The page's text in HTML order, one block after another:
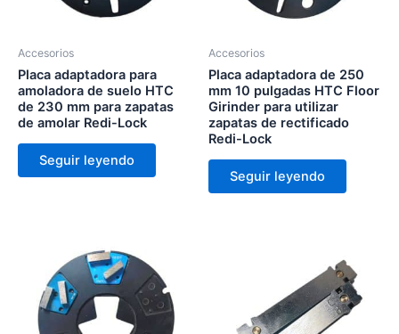
Accesorios
Placa adaptadora para
amoladora de suelo HTC
de 230 mm para zapatas
de amolar Redi-Lock
Seguir leyendo
Accesorios
Placa adaptadora de 250
mm 10 pulgadas HTC Floor
Girinder para utilizar
zapatas de rectificado
Redi-Lock
Seguir leyendo